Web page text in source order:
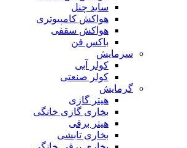
ساید چنل
هواکش کامپیوتری
هواکش سقفی
باکس فن
سرمایش
کولر آبی
کولر صنعتی
گرمایش
هیتر گازی
بخاری گازی خانگی
هیتر برقی
بخاری تابشی